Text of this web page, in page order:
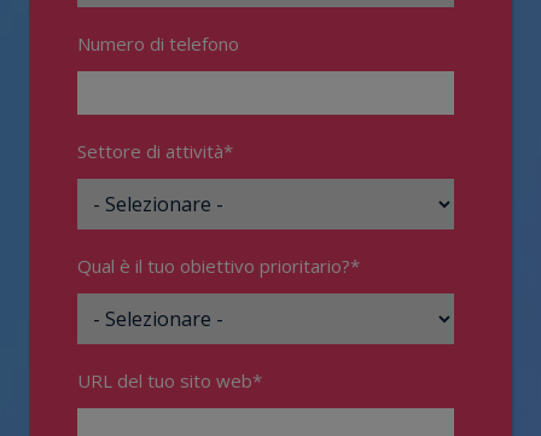
Numero di telefono
Settore di attività*
Qual è il tuo obiettivo prioritario?*
URL del tuo sito web*